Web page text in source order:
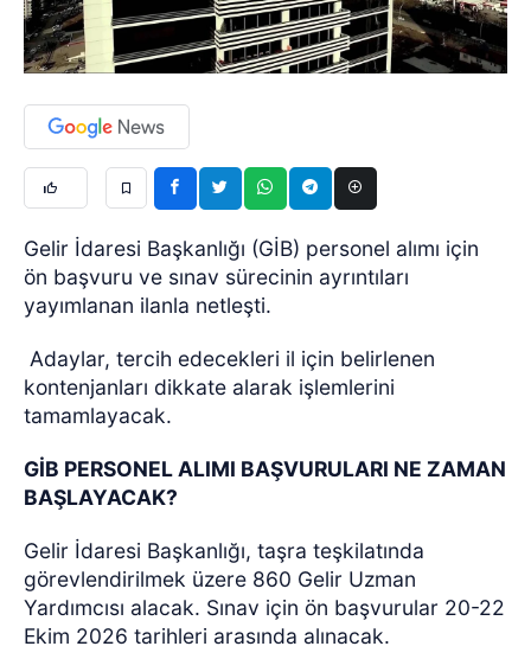
Gelir İdaresi Başkanlığı (GİB) personel alımı için
ön başvuru ve sınav sürecinin ayrıntıları
yayımlanan ilanla netleşti.
Adaylar, tercih edecekleri il için belirlenen
kontenjanları dikkate alarak işlemlerini
tamamlayacak.
GİB PERSONEL ALIMI BAŞVURULARI NE ZAMAN
BAŞLAYACAK?
Gelir İdaresi Başkanlığı, taşra teşkilatında
görevlendirilmek üzere 860 Gelir Uzman
Yardımcısı alacak. Sınav için ön başvurular 20-22
Ekim 2026 tarihleri arasında alınacak.